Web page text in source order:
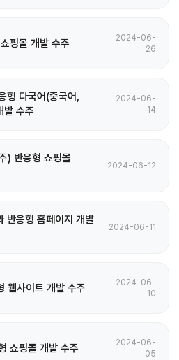
핑몰 개발 수주
2024-06-
26
형 다국어(중국어,
발 수주
2024-06-
14
) 반응형 쇼핑몰
2024-06-12
반응형 홈페이지 개발
2024-06-11
웹사이트 개발 수주
2024-06-
10
쇼핑몰 개발 수주
2024-06-
05